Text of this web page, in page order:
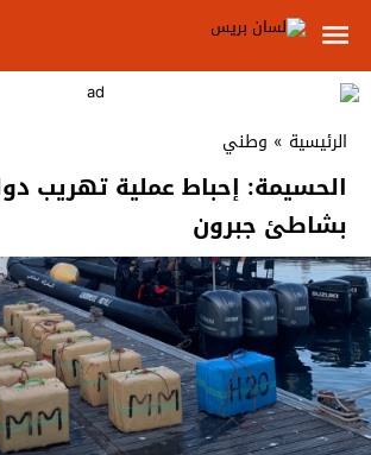
الرئيسية » وطني
الحسيمة: إحباط عملية تهريب
بشاطئ جبرون